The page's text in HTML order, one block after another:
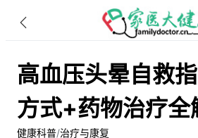
高血压头晕自救
方式+药物治疗全
健康科普/治疗与康复